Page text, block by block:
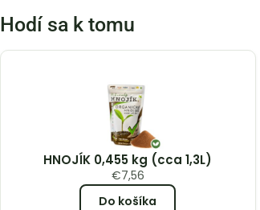
Hodí sa k tomu
HNOJÍK 0,455 kg (cca 1,3L)
€7,56
Do košíka